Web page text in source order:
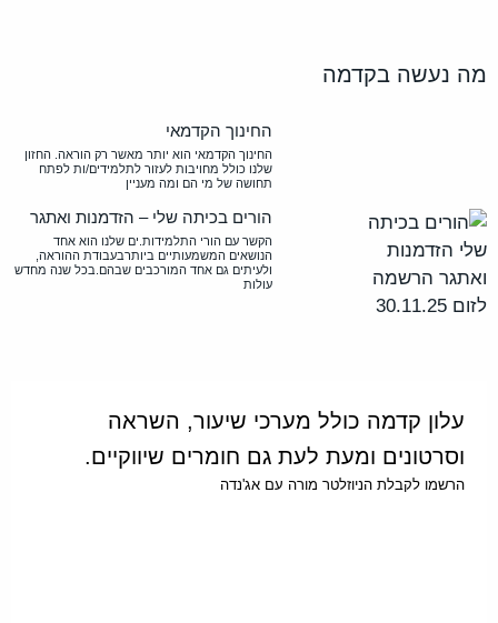
מה נעשה בקדמה
החינוך הקדמאי
החינוך הקדמאי הוא יותר מאשר רק הוראה. החזון
שלנו כולל מחויבות לעזור לתלמידים/ות לפתח
תחושה של מי הם ומה מעניין
הורים בכיתה שלי – הזדמנות ואתגר
הקשר עם הורי התלמידות.ים שלנו הוא אחד
הנושאים המשמעותיים ביותרבעבודת ההוראה,
ולעיתים גם אחד המורכבים שבהם.בכל שנה מחדש
עולות
עלון קדמה כולל מערכי שיעור, השראה
וסרטונים ומעת לעת גם חומרים שיווקיים.
הרשמו לקבלת הניוזלטר מורה עם אג'נדה